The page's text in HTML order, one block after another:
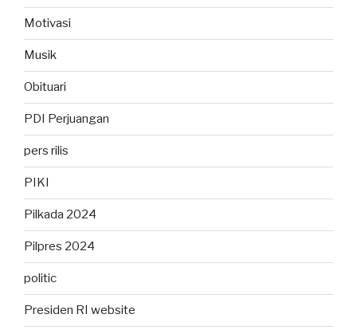
Motivasi
Musik
Obituari
PDI Perjuangan
pers rilis
PIKI
Pilkada 2024
Pilpres 2024
politic
Presiden RI website